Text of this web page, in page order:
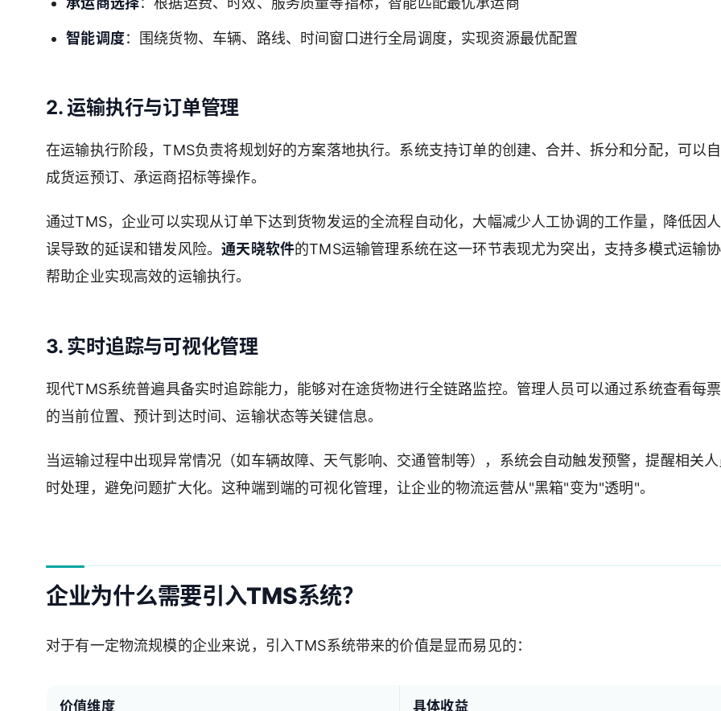
智能调度：围绕货物、车辆、路线、时间窗口进行全局调度，实现资源最优配置
2. 运输执行与订单管理
在运输执行阶段，TMS负责将规划好的方案落地执行。系统支持订单的创建、合并、拆分和分配，可以
成货运预订、承运商招标等操作。
通过TMS，企业可以实现从订单下达到货物发运的全流程自动化，大幅减少人工协调的工作量，降低因
误导致的延误和错发风险。通天晓软件的TMS运输管理系统在这一环节表现尤为突出，支持多模式运输
帮助企业实现高效的运输执行。
3. 实时追踪与可视化管理
现代TMS系统普遍具备实时追踪能力，能够对在途货物进行全链路监控。管理人员可以通过系统查看每
的当前位置、预计到达时间、运输状态等关键信息。
当运输过程中出现异常情况（如车辆故障、天气影响、交通管制等），系统会自动触发预警，提醒相关
时处理，避免问题扩大化。这种端到端的可视化管理，让企业的物流运营从"黑箱"变为"透明"。
企业为什么需要引入TMS系统？
对于有一定物流规模的企业来说，引入TMS系统带来的价值是显而易见的：
价值维度 具体收益